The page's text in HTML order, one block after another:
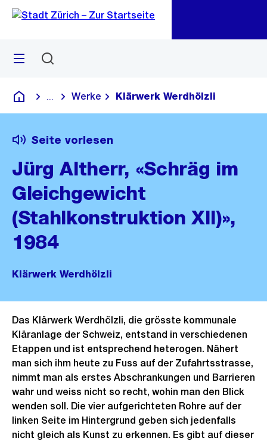
Navigation
Sprunglink
Menü
Deutsch
Blende alle Breadcrumbs ein
Werke Klärwerk Werdhölzli
Seite vorlesen
Jürg Altherr, «Schräg im
Gleichgewicht
(Stahlkonstruktion XII)»,
1984
Klärwerk Werdhölzli
Das Klärwerk Werdhölzli, die grösste kommunale
Kläranlage der Schweiz, entstand in verschiedenen
Etappen und ist entsprechend heterogen. Nähert
man sich ihm heute zu Fuss auf der Zufahrtsstrasse,
nimmt man als erstes Abschrankungen und Barrieren
wahr und weiss nicht so recht, wohin man den Blick
wenden soll. Die vier aufgerichteten Rohre auf der
linken Seite im Hintergrund geben sich jedenfalls
nicht gleich als Kunst zu erkennen. Es gibt auf dieser